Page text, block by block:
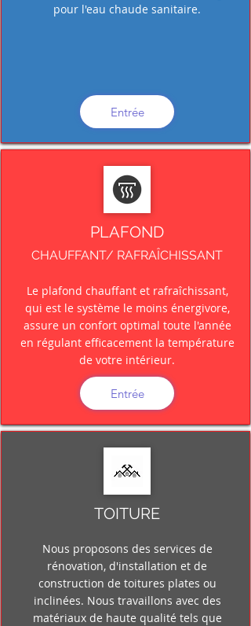
pour l'eau chaude sanitaire.
Entrée
PLAFOND
CHAUFFANT/ RAFRAÎCHISSANT
Le plafond chauffant et rafraîchissant,
qui est le système le moins énergivore,
assure un confort optimal toute l'année
en régulant efficacement la température
de votre intérieur.
Entrée
TOITURE
Nous proposons des services de
rénovation, d'installation et de
construction de toitures plates ou
inclinées. Nous travaillons avec des
matériaux de haute qualité tels que